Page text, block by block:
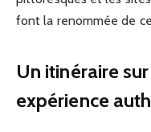
font la renommée de
Un itinéraire
expérience